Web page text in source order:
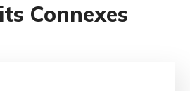
Connexes